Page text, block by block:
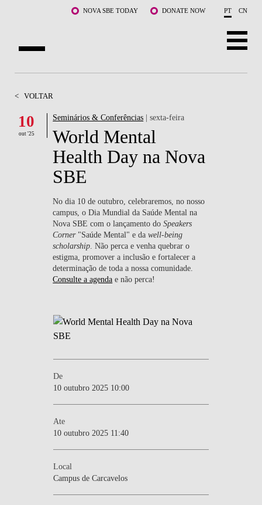
Saltar para o conteúdo principalNOVA SBE TODAY DONATE NOW PT CN
DOCENTES E INVESTIGAÇÃO
COMUNIDADE
WHAT'S HAPPENING
< VOLTAR
10
out '25
Seminários & Conferências | sexta-feira
World Mental
Health Day na Nova
SBE
No dia 10 de outubro, celebraremos, no nosso
campus, o Dia Mundial da Saúde Mental na
Nova SBE com o lançamento doSpeakers
Corner"Saúde Mental" e dawell-being
scholarship . Não perca e venha quebrar o
estigma, promover a inclusão e fortalecer a
determinação de toda a nossa comunidade.
Consulte a agenda e não perca!
De
10 outubro 2025 10:00
Ate
10 outubro 2025 11:40
Local
Campus de Carcavelos